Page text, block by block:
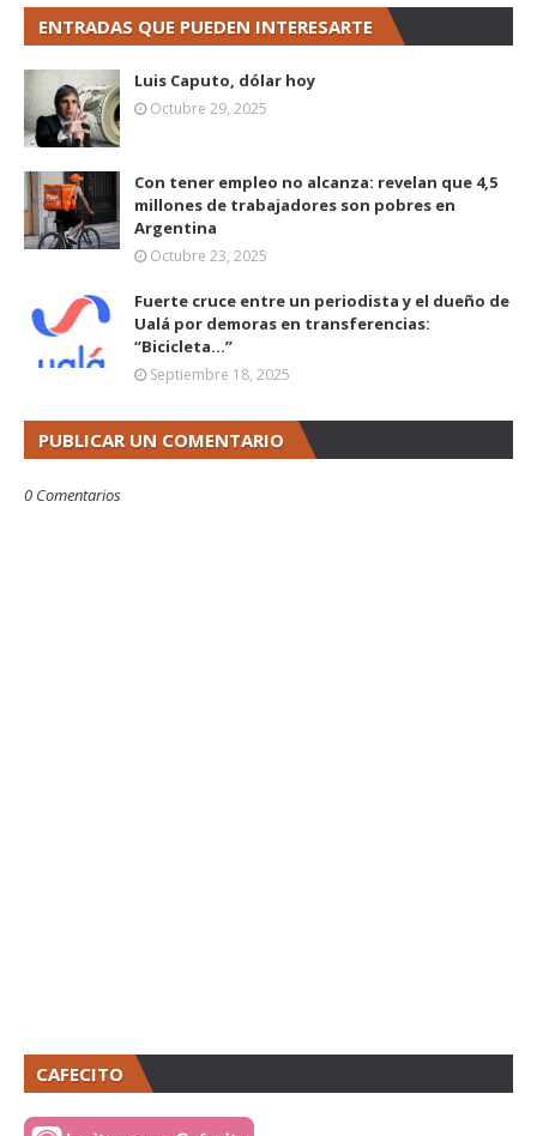
ENTRADAS QUE PUEDEN INTERESARTE
Luis Caputo, dólar hoy
Octubre 29, 2025
Con tener empleo no alcanza: revelan que 4,5
millones de trabajadores son pobres en
Argentina
Octubre 23, 2025
Fuerte cruce entre un periodista y el dueño de
Ualá por demoras en transferencias:
“Bicicleta...”
Septiembre 18, 2025
PUBLICAR UN COMENTARIO
0 Comentarios
CAFECITO